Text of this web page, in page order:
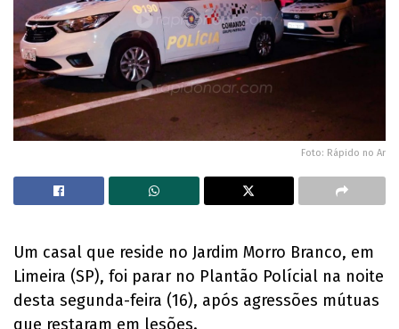
Foto: Rápido no Ar
Um casal que reside no Jardim Morro Branco, em
Limeira (SP), foi parar no Plantão Polícial na noite
desta segunda-feira (16), após agressões mútuas
que restaram em lesões.